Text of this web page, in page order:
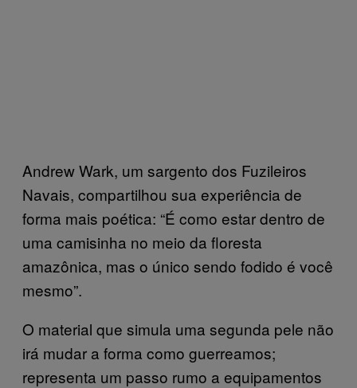
Andrew Wark, um sargento dos Fuzileiros
Navais, compartilhou sua experiência de
forma mais poética: “É como estar dentro de
uma camisinha no meio da floresta
amazônica, mas o único sendo fodido é você
mesmo”.
O material que simula uma segunda pele não
irá mudar a forma como guerreamos;
representa um passo rumo a equipamentos